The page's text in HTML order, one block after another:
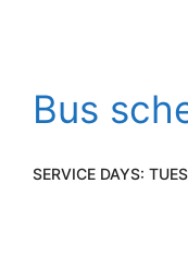
Bus
SERVICE DAYS: